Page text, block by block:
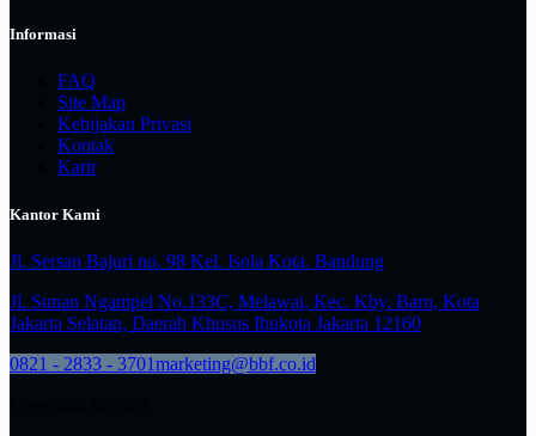
Informasi
FAQ
Site Map
Kebijakan Privasi
Kontak
Karir
Kantor Kami
Jl. Sersan Bajuri no. 98 Kel. Isola Kota. Bandung
Jl. Sunan Ngampel No.133C, Melawai, Kec. Kby. Baru, Kota
Jakarta Selatan, Daerah Khusus Ibukota Jakarta 12160
0821 - 2833 - 3701marketing@bbf.co.id